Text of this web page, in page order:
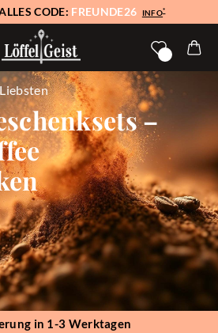
CODE: FREUNDE26 INFO*
–
in 1-3 Werktagen